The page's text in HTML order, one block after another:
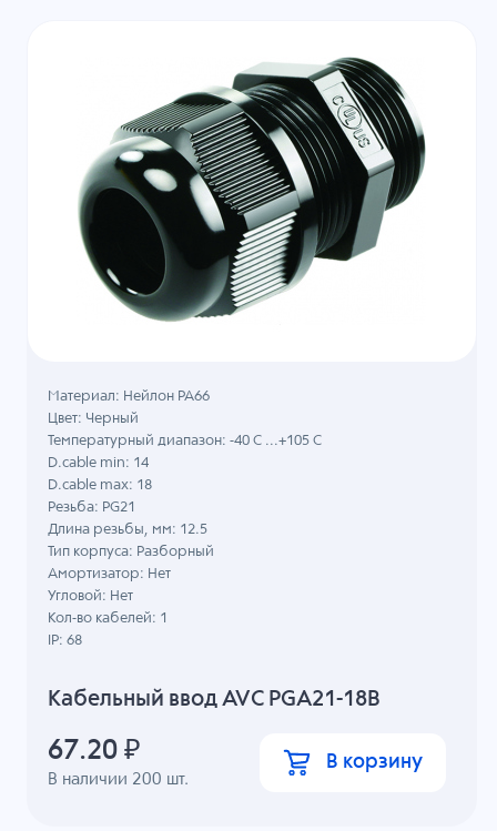
Кабельный ввод AVC PGA21-18B
В наличии 200 шт.
Материал: Нейлон PA66
Цвет: Черный
Температурный диапазон: -40 C ...+105 C
D.cable min: 14
D.cable max: 18
Резьба: PG21
Длина резьбы, мм: 12.5
Тип корпуса: Разборный
Амортизатор: Нет
Угловой: Нет
Кол-во кабелей: 1
IP: 68
67.20 ₽ В корзину